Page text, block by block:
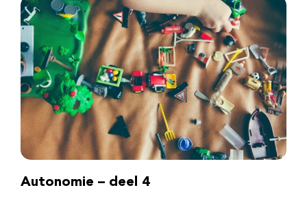
Autonomie – deel 4